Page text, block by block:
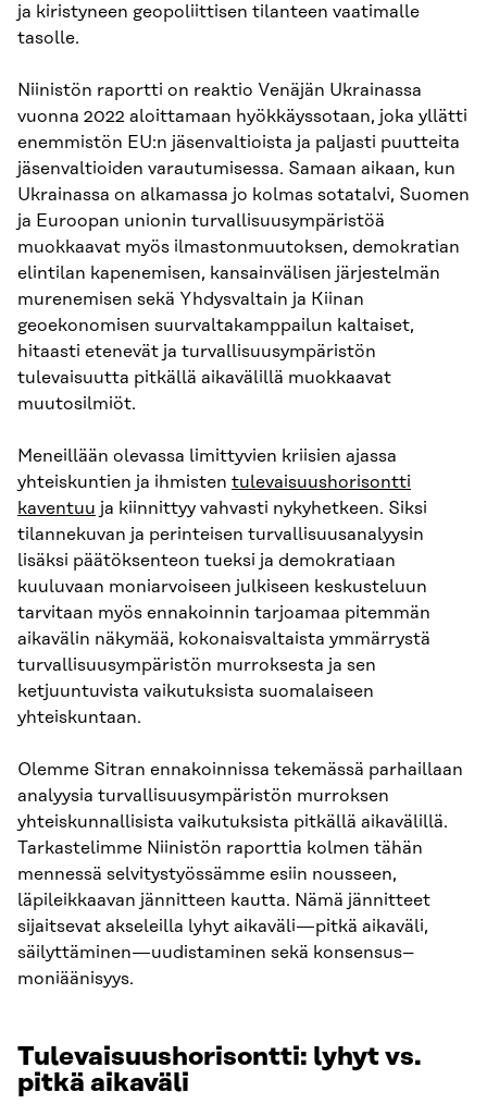
ja kiristyneen geopoliittisen tilanteen vaatimalle
tasolle.
Niinistön raportti on reaktio Venäjän Ukrainassa
vuonna 2022 aloittamaan hyökkäyssotaan, joka yllätti
enemmistön EU:n jäsenvaltioista ja paljasti puutteita
jäsenvaltioiden varautumisessa. Samaan aikaan, kun
Ukrainassa on alkamassa jo kolmas sotatalvi, Suomen
ja Euroopan unionin turvallisuusympäristöä
muokkaavat myös ilmastonmuutoksen, demokratian
elintilan kapenemisen, kansainvälisen järjestelmän
murenemisen sekä Yhdysvaltain ja Kiinan
geoekonomisen suurvaltakamppailun kaltaiset,
hitaasti etenevät ja turvallisuusympäristön
tulevaisuutta pitkällä aikavälillä muokkaavat
muutosilmiöt.
Meneillään olevassa limittyvien kriisien ajassa
yhteiskuntien ja ihmisten tulevaisuushorisontti
kaventuu ja kiinnittyy vahvasti nykyhetkeen. Siksi
tilannekuvan ja perinteisen turvallisuusanalyysin
lisäksi päätöksenteon tueksi ja demokratiaan
kuuluvaan moniarvoiseen julkiseen keskusteluun
tarvitaan myös ennakoinnin tarjoamaa pitemmän
aikavälin näkymää, kokonaisvaltaista ymmärrystä
turvallisuusympäristön murroksesta ja sen
ketjuuntuvista vaikutuksista suomalaiseen
yhteiskuntaan.
Olemme Sitran ennakoinnissa tekemässä parhaillaan
analyysia turvallisuusympäristön murroksen
yhteiskunnallisista vaikutuksista pitkällä aikavälillä.
Tarkastelimme Niinistön raporttia kolmen tähän
mennessä selvitystyössämme esiin nousseen,
läpileikkaavan jännitteen kautta. Nämä jännitteet
sijaitsevat akseleilla lyhyt aikaväli—pitkä aikaväli,
säilyttäminen—uudistaminen sekä konsensus–
moniäänisyys.
Tulevaisuushorisontti: lyhyt vs.
pitkä aikaväli